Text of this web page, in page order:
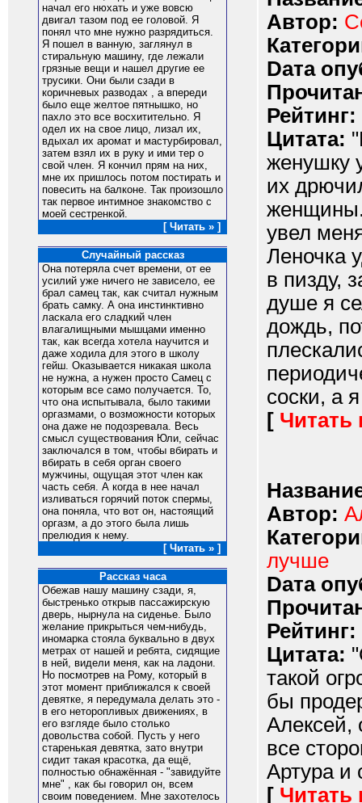
начал его нюхать и уже вовсю
двигал тазом под ее головой. Я
понял что мне нужно разрядиться.
Я пошел в ванную, заглянул в
стиральную машину, где лежали
грязные вещи и нашел другие ее
трусики. Они были сзади в
коричневых разводах , а впереди
было еще желтое пятнышко, но
пахло это все восхитительно. Я
одел их на свое лицо, лизал их,
вдыхал их аромат и мастурбировал,
затем взял их в руку и ими тер о
свой член. Я кончил прям на них,
мне их пришлось потом постирать и
повесить на балконе. Так произошло
так первое интимное знакомство с
моей сестренкой.
[ Читать » ]
Случайный рассказ
Она потеряла счет времени, от ее
усилий уже ничего не зависело, ее
брал самец так, как считал нужным
брать самку. А она инстинктивно
ласкала его сладкий член
влагалищными мышцами именно
так, как всегда хотела научится и
даже ходила для этого в школу
гейш. Оказывается никакая школа
не нужна, а нужен просто Самец с
которым все само получается. То,
что она испытывала, было такими
оргазмами, о возможности которых
она даже не подозревала. Весь
смысл существования Юли, сейчас
заключался в том, чтобы вбирать и
вбирать в себя орган своего
мужчины, ощущая этот член как
часть себя. А когда в нее начал
изливаться горячий поток спермы,
она поняла, что вот он, настоящий
оргазм, а до этого была лишь
прелюдия к нему.
[ Читать » ]
Рассказ часа
Обежав нашу машину сзади, я,
быстренько открыв пассажирскую
дверь, нырнула на сиденье. Было
желание прикрыться чем-нибудь,
иномарка стояла буквально в двух
метрах от нашей и ребята, сидящие
в ней, видели меня, как на ладони.
Но посмотрев на Рому, который в
этот момент приближался к своей
девятке, я передумала делать это -
в его неторопливых движениях, в
его взгляде было столько
довольства собой. Пусть у него
старенькая девятка, зато внутри
сидит такая красотка, да ещё,
полностью обнажённая - "завидуйте
мне" , как бы говорил он, всем
своим поведением. Мне захотелось
Автор:
Dата
Рейтинг:
Цитата:
женушку
их
женщины.
увел
Леночка
в пизду,
душе я
дождь,
соски, а
[ Читать
Автор:
лучше
Dата
Рейтинг:
Цитата:
такой
бы
Алексей,
все
Артура и
[ Читать